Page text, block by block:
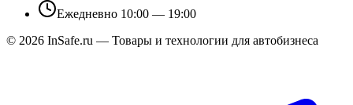
Ежедневно 10:00 — 19:00
© 2026 InSafe.ru — Товары и технологии для автобизнеса